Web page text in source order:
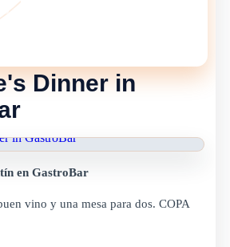
esta vigente, pero hay muchas mas
Dinner in
en GastroBar
vino y una mesa para dos. COPA